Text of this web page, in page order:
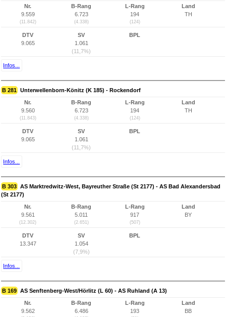
Nr.
9.559
(11.842)
B-Rang
6.723
(4.338)
L-Rang
194
(124)
Land
TH
DTV
9.065
SV
1.061
(11,7%)
BPL
Infos...
B 281 Unterwellenborn-Könitz (K 185) - Rockendorf
Nr.
9.560
(11.843)
B-Rang
6.723
(4.338)
L-Rang
194
(124)
Land
TH
DTV
9.065
SV
1.061
(11,7%)
BPL
Infos...
B 303 AS Marktredwitz-West, Bayreuther Straße (St 2177) - AS Bad Alexandersbad
(St 2177)
Nr.
9.561
(12.302)
B-Rang
5.011
(2.651)
L-Rang
917
(507)
Land
BY
DTV
13.347
SV
1.054
(7,9%)
BPL
Infos...
B 169 AS Senftenberg-West/Hörlitz (L 60) - AS Ruhland (A 13)
Nr.
9.562
B-Rang
6.486
L-Rang
193
Land
BB